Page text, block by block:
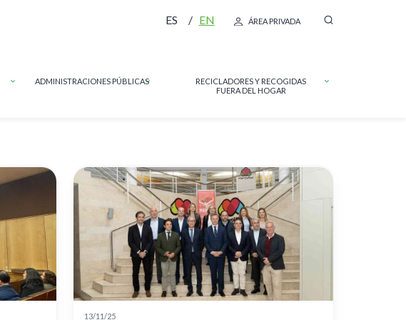
ES EN ÁREA PRIVADA
ADMINISTRACIONES PÚBLICAS
RECICLADORES Y RECOGIDAS
FUERA DEL HOGAR
13/11/25